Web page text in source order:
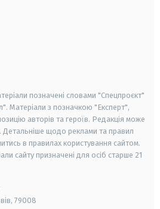
позначені словами "Спецпроєкт"
Матеріали з позначкою "Експерт",
авторів та героїв. Редакція може
Детальніше щодо реклами та правил
в правилах користування сайтом.
сайту призначені для осіб старше 21
79008